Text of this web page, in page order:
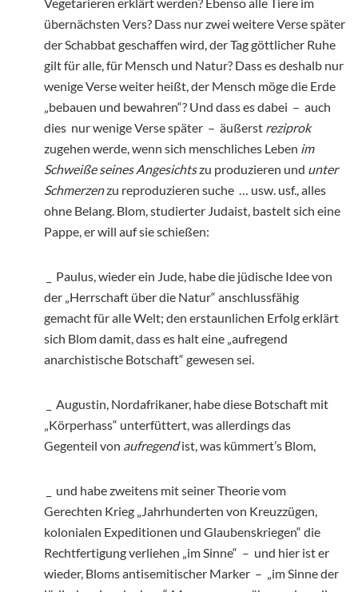
übernächsten Vers? Dass nur zwei weitere Verse später
der Schabbat geschaffen wird, der Tag göttlicher Ruhe
gilt für alle, für Mensch und Natur? Dass es deshalb nur
wenige Verse weiter heißt, der Mensch möge die Erde
„bebauen und bewahren“? Und dass es dabei – auch
dies nur wenige Verse später – äußerst reziprok
zugehen werde, wenn sich menschliches Leben im
Schweiße seines Angesichtszu produzieren und unter
Schmerzenzu reproduzieren suche … usw. usf., alles
ohne Belang. Blom, studierter Judaist, bastelt sich eine
Pappe, er will auf sie schießen:
_ Paulus, wieder ein Jude, habe die jüdische Idee von
der „Herrschaft über die Natur“ anschlussfähig
gemacht für alle Welt; den erstaunlichen Erfolg erklärt
sich Blom damit, dass es halt eine „aufregend
anarchistische Botschaft“ gewesen sei.
_ Augustin, Nordafrikaner, habe diese Botschaft mit
„Körperhass“ unterfüttert, was allerdings das
Gegenteil von aufregendist, was kümmert’s Blom,
_ und habe zweitens mit seiner Theorie vom
Gerechten Krieg „Jahrhunderten von Kreuzzügen,
kolonialen Expeditionen und Glaubenskriegen“ die
Rechtfertigung verliehen „im Sinne“ – und hier ist er
wieder, Bloms antisemitischer Marker – „im Sinne der